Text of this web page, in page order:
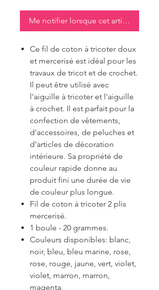
Me notifier lorsque cet article est
Ce fil de coton à tricoter doux
et mercerisé est idéal pour les
travaux de tricot et de crochet.
Il peut être utilisé avec
l'aiguille à tricoter et l'aiguille
à crochet. Il est parfait pour la
confection de vêtements,
d'accessoires, de peluches et
d'articles de décoration
intérieure. Sa propriété de
couleur rapide donne au
produit fini une durée de vie
de couleur plus longue.
Fil de coton à tricoter 2 plis
mercerisé.
1 boule - 20 grammes.
Couleurs disponibles: blanc,
noir, bleu, bleu marine, rose,
rose, rouge, jaune, vert, violet,
violet, marron, marron,
magenta,